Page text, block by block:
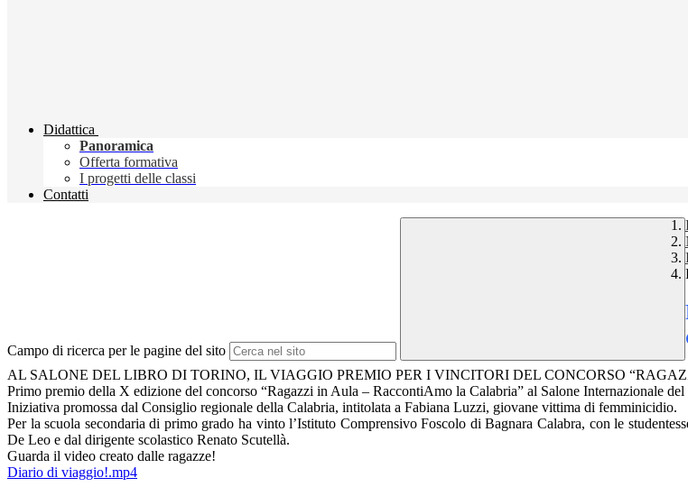
Didattica
Panoramica
Offerta formativa
I progetti delle classi
Contatti
Campo di ricerca per le pagine del sito
AL SALONE DEL LIBRO DI TORINO, IL VIAGGIO PREMIO PER I VINCITORI DEL CONCORSO
Primo premio della X edizione del concorso “Ragazzi in Aula – RaccontiAmo la Calabria” al Salone Internazionale
Iniziativa promossa dal Consiglio regionale della Calabria, intitolata a Fabiana Luzzi, giovane vittima di femminicidio.
Per la scuola secondaria di primo grado ha vinto l’Istituto Comprensivo Foscolo di Bagnara Calabra, con le
De Leo e dal dirigente scolastico Renato Scutellà.
Guarda il video creato dalle ragazze!
Diario di viaggio!.mp4